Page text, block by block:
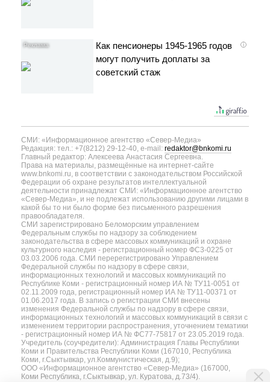
i
Как пенсионеры 1945-1965 годов
могут получить доплаты за
советский стаж
СМИ: «Информационное агентство «Север-Медиа»
Редакция: тел.: +7(8212) 29-12-40, e-mail: redaktor@bnkomi.ru
Главный редактор: Алексеева Анастасия Сергеевна.
Права на материалы, размещённые на интернет-сайте
www.bnkomi.ru, в соответствии с законодательством Российской
Федерации об охране результатов интеллектуальной
деятельности принадлежат СМИ: «Информационное агентство
«Север-Медиа», и не подлежат использованию другими лицами в
какой бы то ни было форме без письменного разрешения
правообладателя.
СМИ зарегистрировано Беломорским управлением
Федеральным службы по надзору за соблюдением
законодательства в сфере массовых коммуникаций и охране
культурного наследия - регистрационный номер ФС3-0225 от
03.03.2006 года. СМИ перерегистрировано Управлением
Федеральной службы по надзору в сфере связи,
информационных технологий и массовых коммуникаций по
Республике Коми - регистрационный номер ИА № ТУ11-0051 от
02.11.2009 года, регистрационный номер ИА № ТУ11-00371 от
01.06.2017 года. В запись о регистрации СМИ внесены
изменения Федеральной службы по надзору в сфере связи,
информационных технологий и массовых коммуникаций в связи с
изменением территории распространения, уточнением тематики
- регистрационный номер ИА № ФС77-75817 от 23.05.2019 года.
Учредитель (соучредители): Администрация Главы Республики
Коми и Правительства Республики Коми (167010, Республика
Коми, г.Сыктывкар, ул.Коммунистическая, д.9);
ООО «Информационное агентство «Север-Медиа» (167000,
Коми Республика, г.Сыктывкар, ул. Куратова, д.73/4).